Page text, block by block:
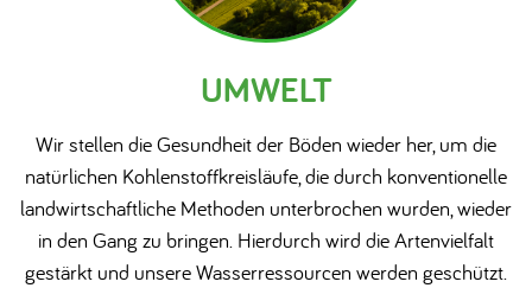
UMWELT
Wir stellen die Gesundheit der Böden wieder her, um die
natürlichen Kohlenstoffkreisläufe, die durch konventionelle
landwirtschaftliche Methoden unterbrochen wurden, wieder
in den Gang zu bringen. Hierdurch wird die Artenvielfalt
gestärkt und unsere Wasserressourcen werden geschützt.